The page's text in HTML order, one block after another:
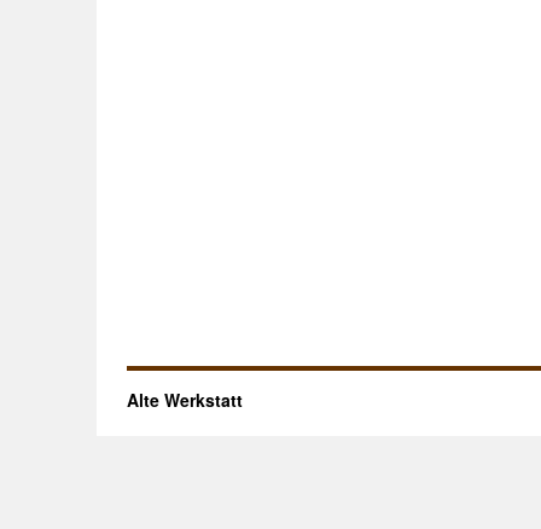
Alte Werkstatt